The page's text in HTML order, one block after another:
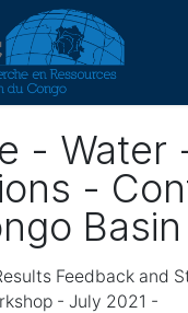
- Water
-
Basin
Feedback and
- July 2021 -